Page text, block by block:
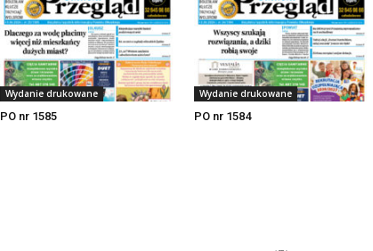
Wydanie drukowane
PO nr 1585
Wydanie drukowane
PO nr 1584